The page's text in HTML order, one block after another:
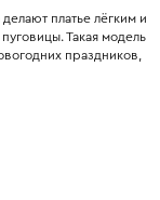
платье лёгким и
Такая модель
праздников,